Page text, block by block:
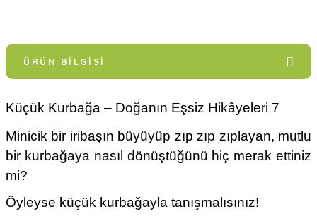
ÜRÜN BILGISI
Küçük Kurbağa – Doğanın Eşsiz Hikâyeleri 7
Minicik bir iribaşın büyüyüp zıp zıp zıplayan, mutlu
bir kurbağaya nasıl dönüştüğünü hiç merak ettiniz
mi?
Öyleyse küçük kurbağayla tanışmalısınız!